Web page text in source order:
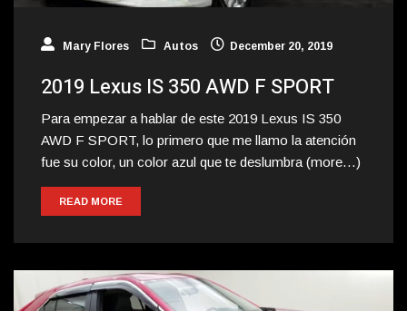
Mary Flores Autos December 20, 2019
2019 Lexus IS 350 AWD F SPORT
Para empezar a hablar de este 2019 Lexus IS 350
AWD F SPORT, lo primero que me llamo la atención
fue su color, un color azul que te deslumbra (more…)
READ MORE